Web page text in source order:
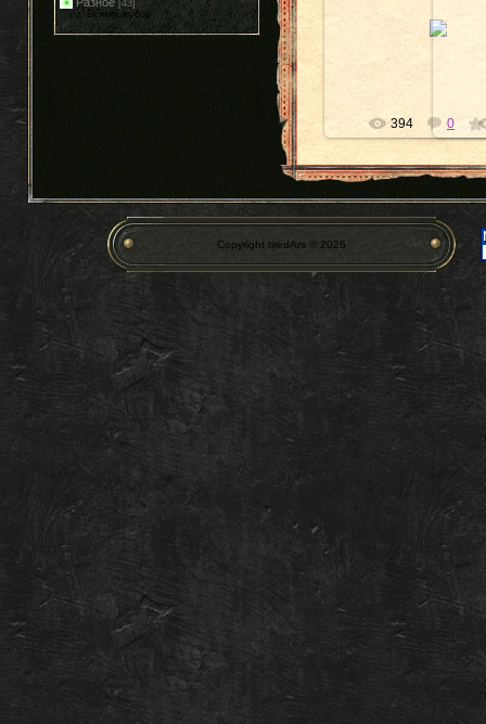
[43]
Всякий мусор
394 0
Copyright tiredArs © 2026